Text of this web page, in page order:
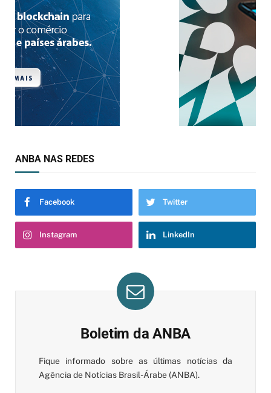
ANBA NAS REDES
Facebook Twitter
Instagram LinkedIn
Boletim da ANBA
Fique informado sobre as últimas notícias da
Agência de Notícias Brasil-Árabe (ANBA).